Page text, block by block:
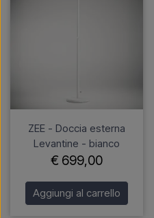
ZEE - Doccia esterna
Levantine - bianco
€ 699,00
Aggiungi al carrello